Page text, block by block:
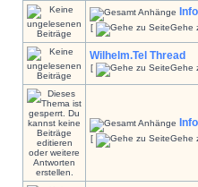
[ Gehe
Wilhelm.Tel Thread
[ Gehe
[ Gehe